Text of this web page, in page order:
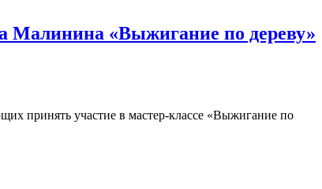
Малинина «Выжигание по дереву»
принять участие в мастер-классе «Выжигание по